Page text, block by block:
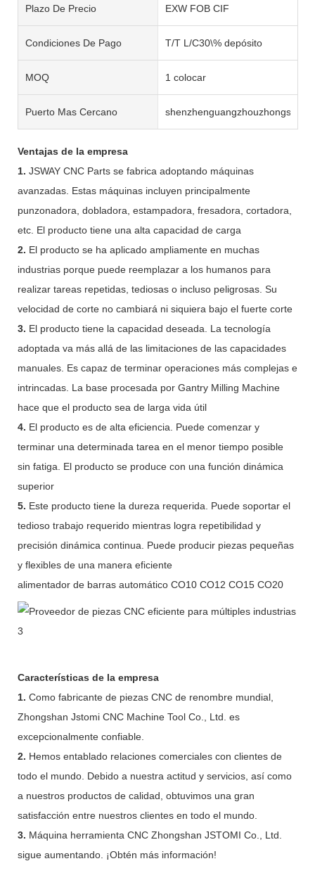
Plazo De Precio EXW FOB CIF
Condiciones De Pago T/T L/C30\% depósito
MOQ 1 colocar
Puerto Mas Cercano shenzhenguangzhouzhongshan
Ventajas de la empresa
1. JSWAY CNC Parts se fabrica adoptando máquinas
avanzadas. Estas máquinas incluyen principalmente
punzonadora, dobladora, estampadora, fresadora, cortadora,
etc. El producto tiene una alta capacidad de carga
2. El producto se ha aplicado ampliamente en muchas
industrias porque puede reemplazar a los humanos para
realizar tareas repetidas, tediosas o incluso peligrosas. Su
velocidad de corte no cambiará ni siquiera bajo el fuerte corte
3. El producto tiene la capacidad deseada. La tecnología
adoptada va más allá de las limitaciones de las capacidades
manuales. Es capaz de terminar operaciones más complejas e
intrincadas. La base procesada por Gantry Milling Machine
hace que el producto sea de larga vida útil
4. El producto es de alta eficiencia. Puede comenzar y
terminar una determinada tarea en el menor tiempo posible
sin fatiga. El producto se produce con una función dinámica
superior
5. Este producto tiene la dureza requerida. Puede soportar el
tedioso trabajo requerido mientras logra repetibilidad y
precisión dinámica continua. Puede producir piezas pequeñas
y flexibles de una manera eficiente
alimentador de barras automático CO10 CO12 CO15 CO20
Características de la empresa
1. Como fabricante de piezas CNC de renombre mundial,
Zhongshan Jstomi CNC Machine Tool Co., Ltd. es
excepcionalmente confiable.
2. Hemos entablado relaciones comerciales con clientes de
todo el mundo. Debido a nuestra actitud y servicios, así como
a nuestros productos de calidad, obtuvimos una gran
satisfacción entre nuestros clientes en todo el mundo.
3. Máquina herramienta CNC Zhongshan JSTOMI Co., Ltd.
sigue aumentando. ¡Obtén más información!